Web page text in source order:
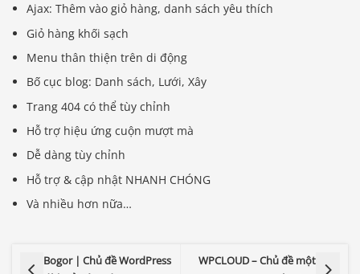
Ajax: Thêm vào giỏ hàng, danh sách yêu thích
Giỏ hàng khối sạch
Menu thân thiện trên di động
Bố cục blog: Danh sách, Lưới, Xây
Trang 404 có thể tùy chỉnh
Hỗ trợ hiệu ứng cuộn mượt mà
Dễ dàng tùy chỉnh
Hỗ trợ & cập nhật NHANH CHÓNG
Và nhiều hơn nữa…
Bogor | Chủ đề WordPress
WPCLOUD – Chủ đề một